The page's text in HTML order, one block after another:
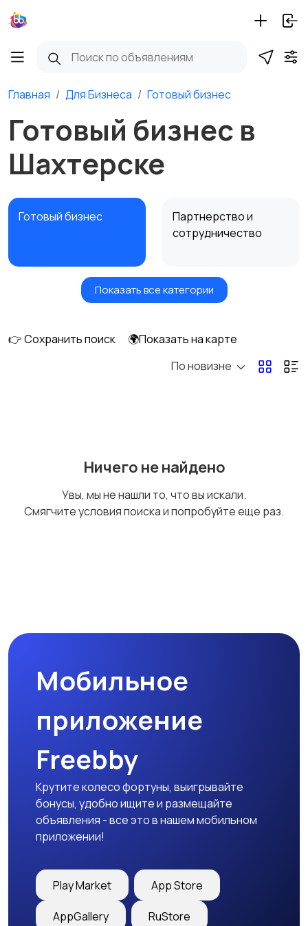
Главная Для Бизнеса Готовый бизнес
Готовый бизнес в
Шахтерске
Готовый бизнес
Партнерство и
сотрудничество
ОборудованиеПоказать все категории
👉 Сохранить поиск
🌍Показать на карте
По новизне
Ничего не найдено
Увы, мы не нашли то, что вы искали.
Смягчите условия поиска и попробуйте еще раз.
Мобильное
приложение
Freebby
Крутите колесо фортуны, выигрывайте
бонусы, удобно ищите и размещайте
объявления - все это в нашем мобильном
приложении!
Play Market App Store
AppGallery RuStore